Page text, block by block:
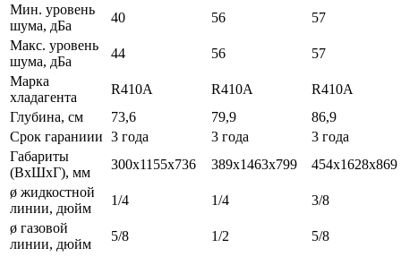
Мин. уровень
шума, дБа
40 56
57
Макс. уровень
шума, дБа
44 56
57
Марка
хладагента
R410A R410A
R410A
Глубина, см
73,6 79,9
86,9
Срок гараниии 3 года 3 года
3 года
Габариты
(ВxШxГ), мм
300х1155х736 389х1463х799
454х1628х869
ø жидкостной
линии, дюйм
1/4 1/4
3/8
ø газовой
линии, дюйм
5/8 1/2 5/8